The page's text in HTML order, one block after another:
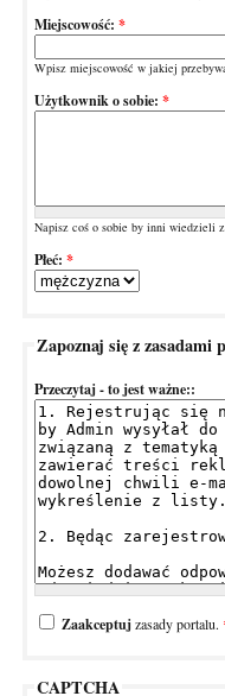
Miejscowość:*
Wpisz miejscowość w jakiej
Użytkownik o sobie:*
Napisz coś o sobie by inni wiedzieli
Płeć:*
Zapoznaj się z zasadami
Przeczytaj - to jest ważne::
Zaakceptujzasady portalu.
CAPTCHA